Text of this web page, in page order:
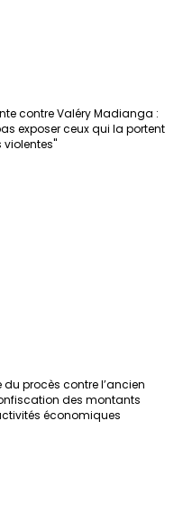
contre Valéry Madianga :
exposer ceux qui la portent
violentes"
du procès contre l’ancien
des montants
économiques